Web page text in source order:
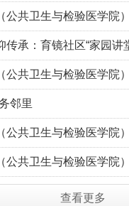
式思政课
公共卫生与检验医学院
促进，服务邻里”社区志
传承：育镜社区“家园讲
公共卫生与检验医学院
以镜促进，服务邻里”社
邻里
公共卫生与检验医学院
幼儿园开展第三期“七步
公共卫生与检验医学院
翼幼儿园开展第二期“七
查看更多